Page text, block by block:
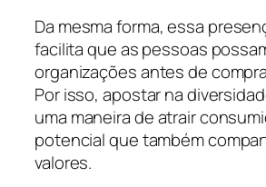
Da mesma forma, essa
facilita que as pessoas
organizações antes de
Por isso, apostar na
uma maneira de atrair
potencial que também
valores.